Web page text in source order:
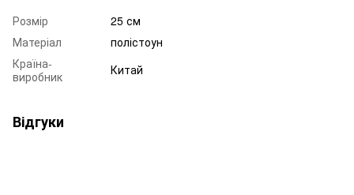
Розмір
25 см
Матеріал
полістоун
Країна-
виробник
Китай
Відгуки